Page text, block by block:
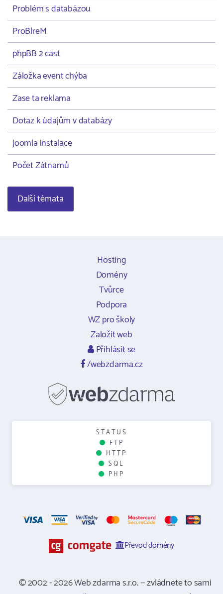
Problém s databázou
ProBlreM
phpBB 2 cast
Záložka event chýba
Zase ta reklama
Dotaz k údajům v databázy
joomla instalace
Počet Zátnamů
Další témata
Hosting
Domény
Tvůrce
Podpora
WZ pro školy
Založit web
Přihlásit se
/webzdarma.cz
STATUS
FTP
HTTP
SQL
PHP
Převod domény
© 2002 - 2026 Web zdarma s.r.o. — zvládnete to sami